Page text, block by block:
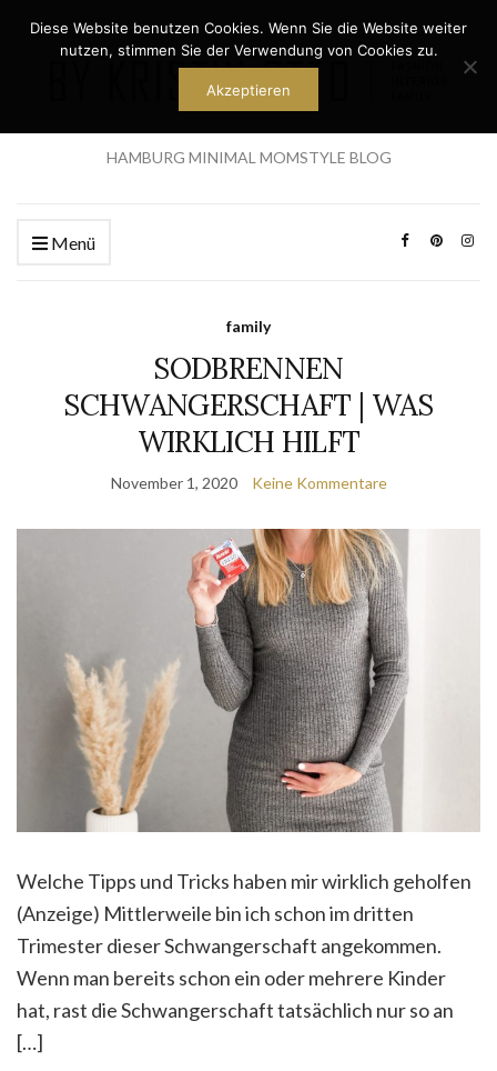
HAMBURG MINIMAL MOMSTYLE BLOG
Menü
family
SODBRENNEN
SCHWANGERSCHAFT | WAS
WIRKLICH HILFT
November 1, 2020 Keine Kommentare
Welche Tipps und Tricks haben mir wirklich geholfen
(Anzeige) Mittlerweile bin ich schon im dritten
Trimester dieser Schwangerschaft angekommen.
Wenn man bereits schon ein oder mehrere Kinder
hat, rast die Schwangerschaft tatsächlich nur so an
[…]
Diese Website benutzen Cookies. Wenn Sie die Website weiter
nutzen, stimmen Sie der Verwendung von Cookies zu.
Akzeptieren